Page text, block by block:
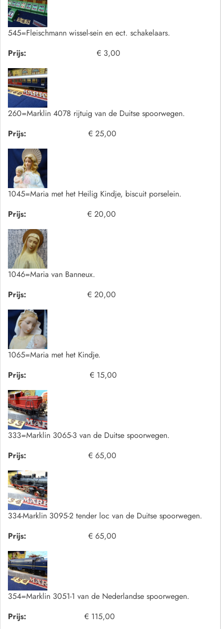
545=Fleischmann wissel-sein en ect. schakelaars.
Prijs:
€ 3,00
260=Marklin 4078 rijtuig van de Duitse spoorwegen.
Prijs:
€ 25,00
1045=Maria met het Heilig Kindje, biscuit porselein.
Prijs:
€ 20,00
1046=Maria van Banneux.
Prijs:
€ 20,00
1065=Maria met het Kindje.
Prijs:
€ 15,00
333=Marklin 3065-3 van de Duitse spoorwegen.
Prijs:
€ 65,00
334-Marklin 3095-2 tender loc van de Duitse spoorwegen.
Prijs:
€ 65,00
354=Marklin 3051-1 van de Nederlandse spoorwegen.
Prijs:
€ 115,00